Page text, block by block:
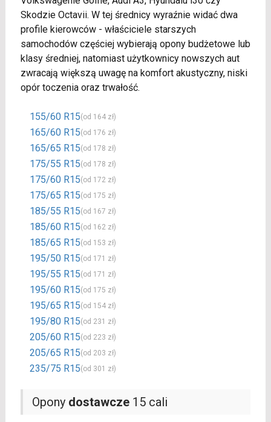
Skodzie Octavii. W tej średnicy wyraźnie widać dwa
profile kierowców - właściciele starszych
samochodów częściej wybierają opony budżetowe lub
klasy średniej, natomiast użytkownicy nowszych aut
zwracają większą uwagę na komfort akustyczny, niski
opór toczenia oraz trwałość.
155/60 R15(od 164 zł)
165/60 R15(od 176 zł)
165/65 R15(od 178 zł)
175/55 R15(od 178 zł)
175/60 R15(od 172 zł)
175/65 R15(od 175 zł)
185/55 R15(od 167 zł)
185/60 R15(od 162 zł)
185/65 R15(od 153 zł)
195/50 R15(od 171 zł)
195/55 R15(od 171 zł)
195/60 R15(od 175 zł)
195/65 R15(od 154 zł)
195/80 R15(od 231 zł)
205/60 R15(od 223 zł)
205/65 R15(od 203 zł)
235/75 R15(od 301 zł)
Opony dostawcze15 cali